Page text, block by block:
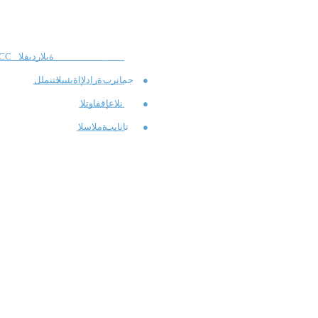
ةيلارديفلا
● جمانرب ةرادلإا ةيئيبلاجتنملل
● نلاعإقفاوتلا
● تانايبةملاسلا